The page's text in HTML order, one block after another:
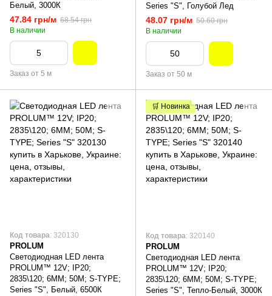
Белый, 3000К
47.84 грн/м 68.54 грн
В наличии
Заказ от 5 м
Series "S", Голубой Лед
48.07 грн/м 50.60 грн
В наличии
Заказ от 50 м
Код товара: 320130
PROLUM
Светодиодная LED лента
PROLUM™ 12V; IP20;
2835\120; 6ММ; 50M; S-TYPE;
Series "S", Белый, 6500К
🛒 Новинка
Код товара: 320140
PROLUM
Светодиодная LED лента
PROLUM™ 12V; IP20;
2835\120; 6ММ; 50M; S-TYPE;
Series "S", Тепло-Белый, 3000К